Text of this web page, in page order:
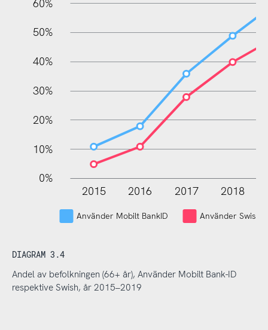
100%
60%
50%
40%
30%
20%
10%
0%
L
2015 2016 2017 2018
Använder Mobilt BankID Använder Swish
DIAGRAM 3.4
Andel av befolkningen (66+ år), Använder Mobilt Bank-ID
respektive Swish, år 2015–2019